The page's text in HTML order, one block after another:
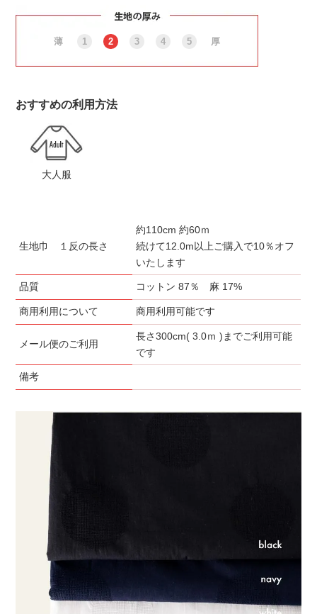
薄 1 2 3 4 5 厚
おすすめの利用方法
大人服
生地巾 １反の長さ
約110cm 約60ｍ
続けて12.0m以上ご購入で10％オフ
いたします
品質 コットン 87％ 麻 17%
商用利用について 商用利用可能です
メール便のご利用
長さ300cm( 3.0ｍ )までご利用可能
です
備考